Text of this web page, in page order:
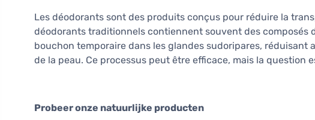
Les déodorants sont des produits conçus pour réduire la
déodorants traditionnels contiennent souvent des
bouchon temporaire dans les glandes sudoripares,
de la peau. Ce processus peut être efficace, mais la question
Probeer onze natuurlijke producten